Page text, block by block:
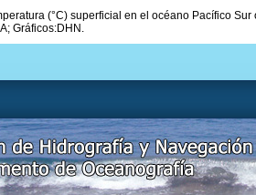
(°C) superficial en el océano Pacífico
Gráficos:DHN.